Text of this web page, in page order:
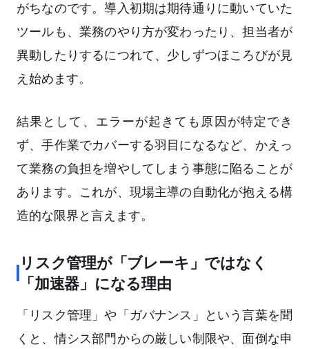
がちなのです。導入初期は期待通りに動いていた
ツールも、業務のやり方が変わったり、担当者が
異動したりするにつれて、少しずつほころびが見
え始めます。
結果として、エラーが起きても原因が特定でき
ず、手作業でカバーする羽目になるなど、かえっ
て業務の負担を増やしてしまう事態に陥ることが
あります。これが、現場主導の自動化が抱える構
造的な限界と言えます。
リスク管理が「ブレーキ」ではなく
「加速器」になる理由
「リスク管理」や「ガバナンス」という言葉を聞
くと、情シス部門からの厳しい制限や、面倒な申